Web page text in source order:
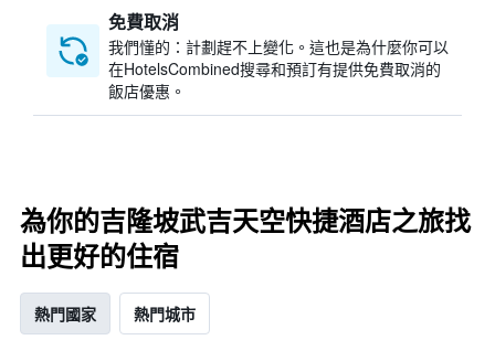
免費取消
我們懂的：計劃趕不上變化。這也是為什麼你可以
在HotelsCombined搜尋和預訂有提供免費取消的
飯店優惠。
為你的吉隆坡武吉天空快捷酒店之旅找
出更好的住宿
熱門國家 熱門城市